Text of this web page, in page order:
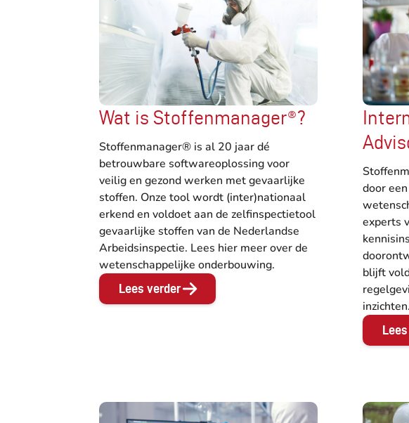
Wat is Stoffenmanager®?
Stoffenmanager® is al 20 jaar dé
betrouwbare softwareoplossing voor
veilig en gezond werken met gevaarlijke
stoffen. Onze tool wordt (inter)nationaal
erkend en voldoet aan de zelfinspectietool
gevaarlijke stoffen van de Nederlandse
Arbeidsinspectie. Lees hier meer over de
wetenschappelijke onderbouwing.
Lees verder
door
experts
blijft
inzichten.